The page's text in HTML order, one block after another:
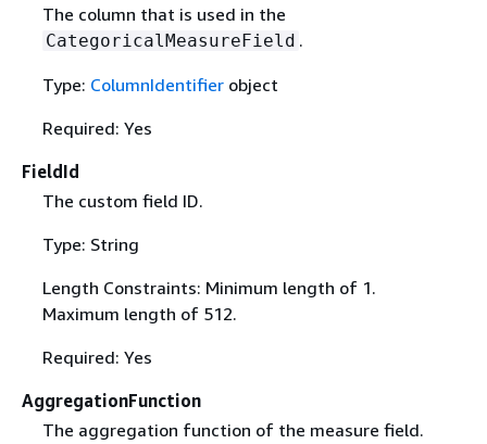
The column that is used in the
CategoricalMeasureField .
Type: ColumnIdentifierobject
Required: Yes
FieldId
The custom field ID.
Type: String
Length Constraints: Minimum length of 1.
Maximum length of 512.
Required: Yes
AggregationFunction
The aggregation function of the measure field.